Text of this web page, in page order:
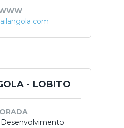
- LOBITO